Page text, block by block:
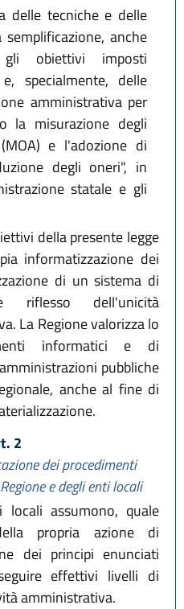
delle tecniche e delle
anche
obiettivi imposti
specialmente, delle
amministrativa per
la misurazione degli
e l'adozione di
degli oneri", in
statale e gli
della presente legge
informatizzazione dei
di un sistema di
riflesso dell'unicità
La Regione valorizza lo
informatici e di
pubbliche
anche al fine di
2
dei procedimenti
e degli enti locali
assumono, quale
propria azione di
dei principi enunciati
effettivi livelli di
amministrativa.